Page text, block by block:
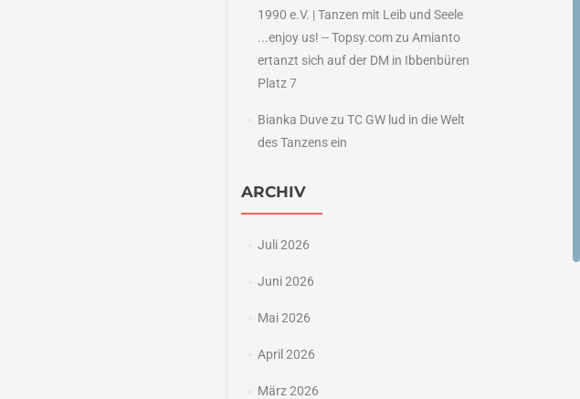
1990 e.V. | Tanzen mit Leib und Seele
...enjoy us! -- Topsy.comzu Amianto
ertanzt sich auf der DM in Ibbenbüren
Platz 7
Bianka Duvezu TC GW lud in die Welt
des Tanzens ein
ARCHIV
Juli 2026
Juni 2026
Mai 2026
April 2026
März 2026